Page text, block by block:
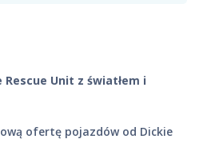
Unit z światłem i
ofertę pojazdów od Dickie